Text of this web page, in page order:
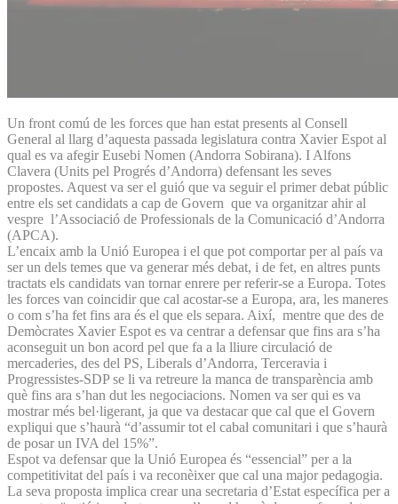
Un front comú de les forces que han estat presents al Consell
General al llarg d’aquesta passada legislatura contra Xavier Espot al
qual es va afegir Eusebi Nomen (Andorra Sobirana). I Alfons
Clavera (Units pel Progrés d’Andorra) defensant les seves
propostes. Aquest va ser el guió que va seguir el primer debat públic
entre els set candidats a cap de Govern que va organitzar ahir al
vespre l’Associació de Professionals de la Comunicació d’Andorra
(APCA).
L’encaix amb la Unió Europea i el que pot comportar per al país va
ser un dels temes que va generar més debat, i de fet, en altres punts
tractats els candidats van tornar enrere per referir-se a Europa. Totes
les forces van coincidir que cal acostar-se a Europa, ara, les maneres
o com s’ha fet fins ara és el que els separa. Així, mentre que des de
Demòcrates Xavier Espot es va centrar a defensar que fins ara s’ha
aconseguit un bon acord pel que fa a la lliure circulació de
mercaderies, des del PS, Liberals d’Andorra, Terceravia i
Progressistes-SDP se li va retreure la manca de transparència amb
què fins ara s’han dut les negociacions. Nomen va ser qui es va
mostrar més bel·ligerant, ja que va destacar que cal que el Govern
expliqui que s’haurà “d’assumir tot el cabal comunitari i que s’haurà
de posar un IVA del 15%”.
Espot va defensar que la Unió Europea és “essencial” per a la
competitivitat del país i va reconèixer que cal una major pedagogia.
La seva proposta implica crear una secretaria d’Estat específica per a